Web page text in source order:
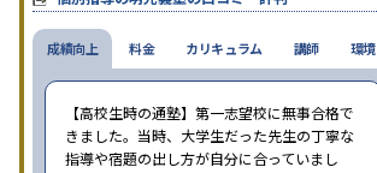
成績向上
【高校生時の通塾】第一志望校に無事合格で
きました。当時、大学生だった先生の丁寧な
指導や宿題の出し方が自分に合っていまし
料金 カリキュラム 講師 環境